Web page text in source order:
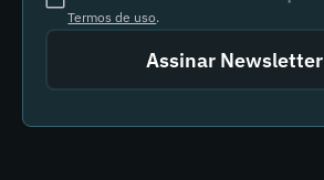
Termos de uso.
Assinar Newsletter